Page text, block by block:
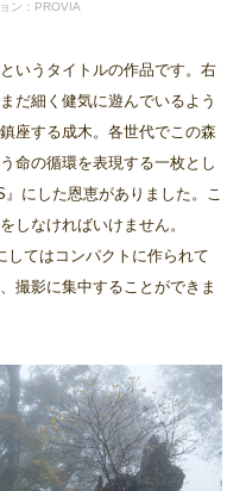
ン：PROVIA
いうタイトルの作品です。右
だ細く健気に遊んでいるよう
座する成木。各世代でこの森
命の循環を表現する一枚とし
にした恩恵がありました。こ
しなければいけません。
してはコンパクトに作られて
撮影に集中することができま